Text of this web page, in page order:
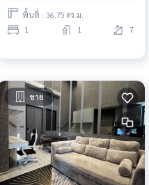
พร้อมผู้เช่า) PYN277
พื้นที่ : 36.75 ตร.ม.
1 1 7
ขาย